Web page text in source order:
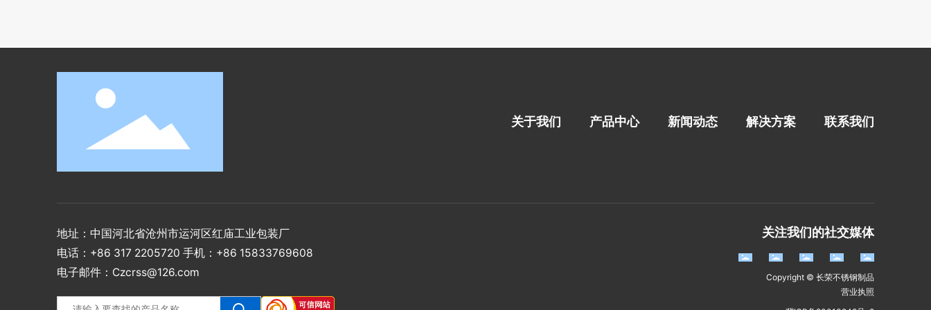
关于我们 产品中心 新闻动态 解决方案 联系我们
地址：中国河北省沧州市运河区红庙工业包装厂
电话： +86 317 2205720 手机： +86 15833769608
电子邮件： Czcrss@126.com
关注我们的社交媒体
Copyright © 长荣不锈钢制品
营业执照